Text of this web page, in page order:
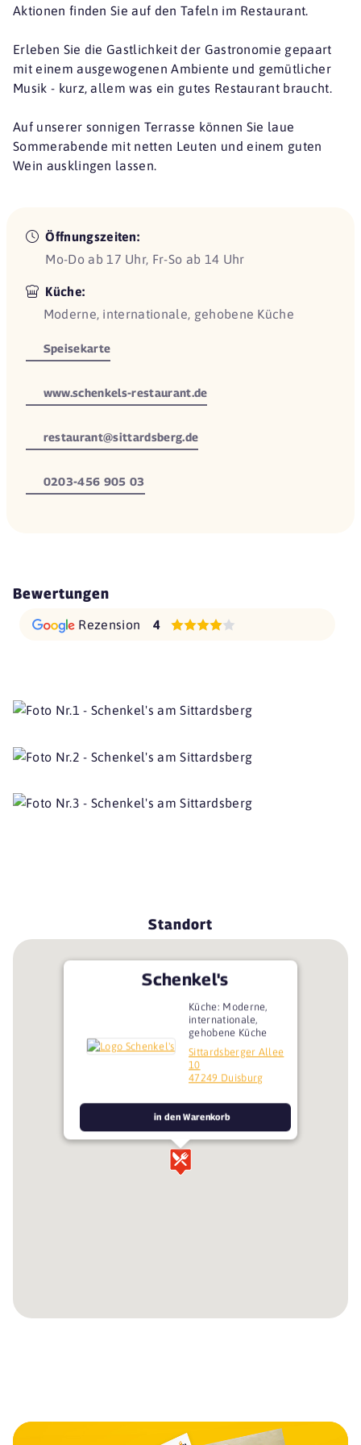
Aktionen finden Sie auf den Tafeln im Restaurant.
Erleben Sie die Gastlichkeit der Gastronomie gepaart
mit einem ausgewogenen Ambiente und gemütlicher
Musik - kurz, allem was ein gutes Restaurant braucht.
Auf unserer sonnigen Terrasse können Sie laue
Sommerabende mit netten Leuten und einem guten
Wein ausklingen lassen.
Öffnungszeiten:
Mo-Do ab 17 Uhr, Fr-So ab 14 Uhr
Küche:
Moderne, internationale, gehobene Küche
Speisekarte
www.schenkels-restaurant.de
restaurant@sittardsberg.de
0203-456 905 03
Bewertungen
Rezension 4
Standort
Schenkel's
Küche: Moderne,
internationale,
gehobene Küche
Sittardsberger Allee
10
47249 Duisburg
in den Warenkorb